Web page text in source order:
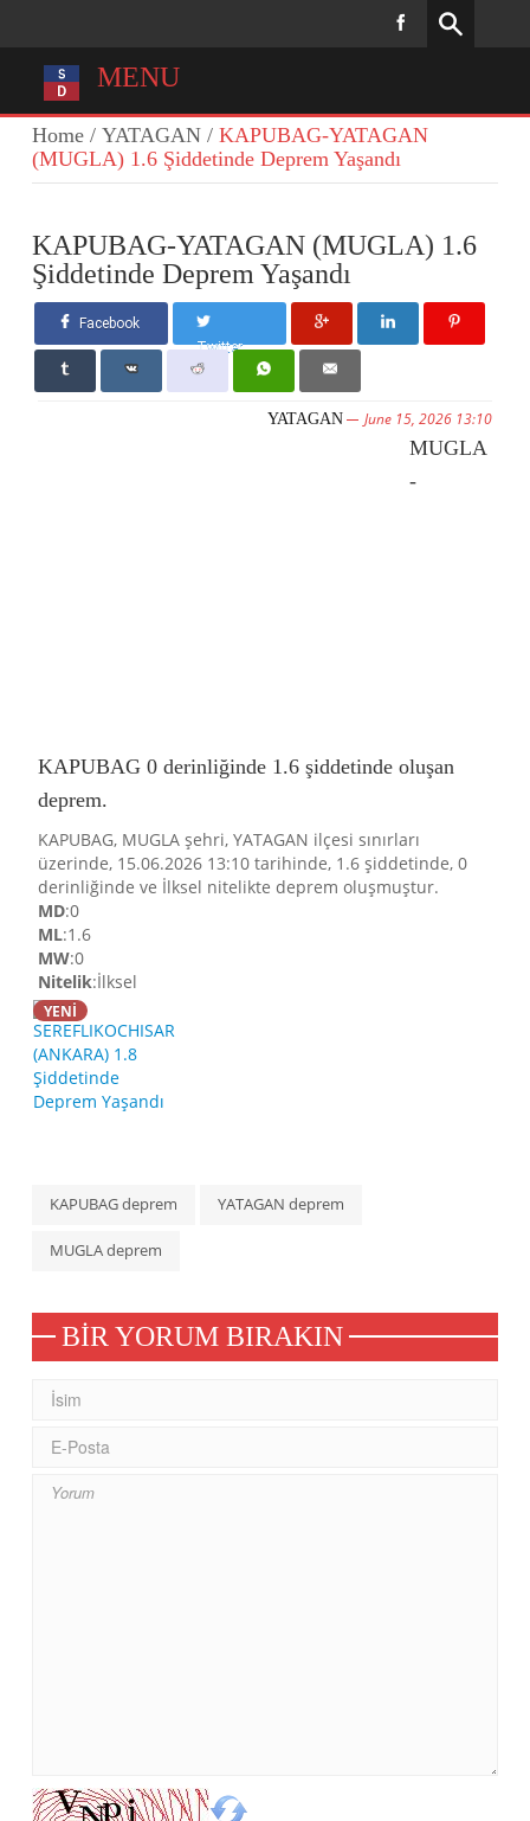
MENU
Home /YATAGAN /KAPUBAG-YATAGAN
(MUGLA) 1.6 Şiddetinde Deprem Yaşandı
KAPUBAG-YATAGAN (MUGLA) 1.6
Şiddetinde Deprem Yaşandı
Facebook
Twitter
YATAGAN June 15, 2026 13:10
MUGLA
-
KAPUBAG 0 derinliğinde 1.6 şiddetinde oluşan
deprem.
KAPUBAG, MUGLA şehri, YATAGAN ilçesi sınırları
üzerinde, 15.06.2026 13:10 tarihinde, 1.6 şiddetinde, 0
derinliğinde ve İlksel nitelikte deprem oluşmuştur.
MD:0
ML:1.6
MW:0
Nitelik:İlksel
YENİ
KAPUBAG deprem YATAGAN deprem
MUGLA deprem
BIR YORUM BIRAKIN